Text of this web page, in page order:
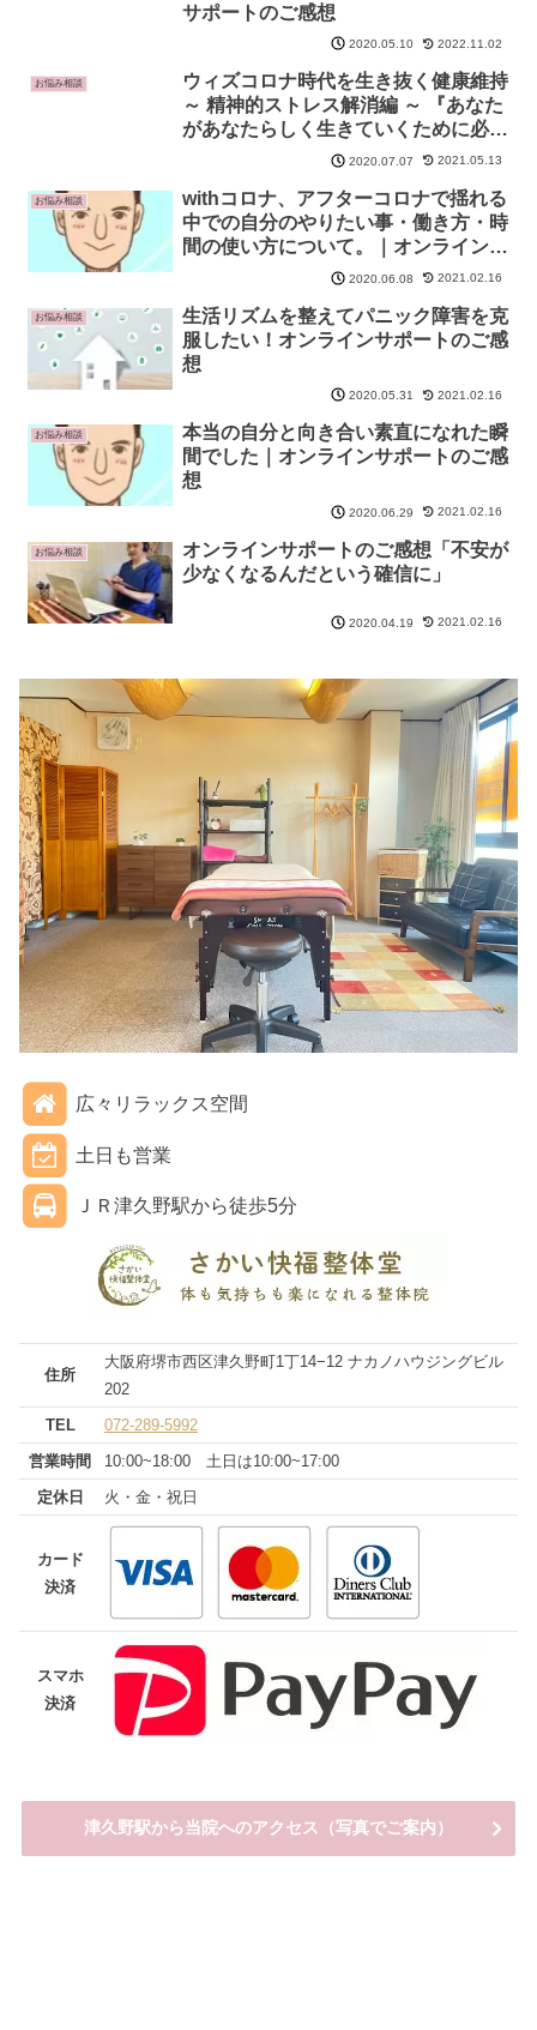
サポートのご感想
2020.05.10 2022.11.02
お悩み相談
ウィズコロナ時代を生き抜く健康維持
～ 精神的ストレス解消編 ～ 『あなた
があなたらしく生きていくために必要
2020.07.07 2021.05.13
お悩み相談
withコロナ、アフターコロナで揺れる
中での自分のやりたい事・働き方・時
間の使い方について。｜オンラインサ
2020.06.08 2021.02.16
お悩み相談
生活リズムを整えてパニック障害を克
服したい！オンラインサポートのご感
想
2020.05.31 2021.02.16
お悩み相談
本当の自分と向き合い素直になれた瞬
間でした｜オンラインサポートのご感
想
2020.06.29 2021.02.16
お悩み相談
オンラインサポートのご感想「不安が
少なくなるんだという確信に」
2020.04.19 2021.02.16
広々リラックス空間
土日も営業
ＪＲ津久野駅から徒歩5分
住所
大阪府堺市西区津久野町1丁14−12 ナカノハウジングビル
202
TEL
072-289-5992
営業時間
10:00~18:00 土日は10:00~17:00
定休日
火・金・祝日
カード
決済
スマホ
決済
津久野駅から当院へのアクセス（写真でご案内）